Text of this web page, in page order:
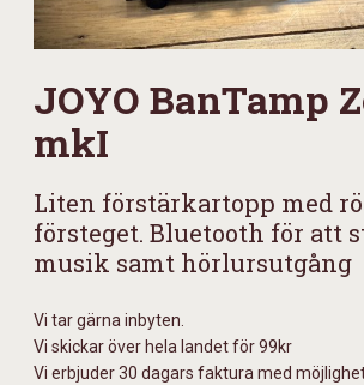
JOYO BanTamp
mkI
Liten förstärkartopp med
försteget. Bluetooth för att
musik samt hörlursutgång
Vi tar gärna inbyten.
Vi skickar över hela landet för 99kr
Vi erbjuder 30 dagars faktura med